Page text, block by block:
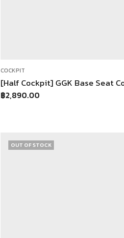
COCKPIT
฿2,890.00
OUT OF STOCK